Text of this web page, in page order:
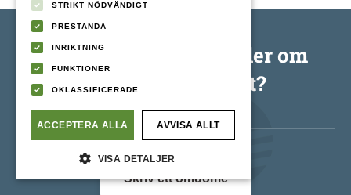
Vad tycker våra kunder om
Konsumentkredit?
Skriv ett omdöme
analyspartners som kan kombinera den med
annan information som du har tillhandahållit
dem eller som de har samlat in från din
användning av deras tjänster.
Integritetspolicy
STRIKT NÖDVÄNDIGT
PRESTANDA
INRIKTNING
FUNKTIONER
OKLASSIFICERADE
ACCEPTERA ALLA AVVISA ALLT
VISA DETALJER